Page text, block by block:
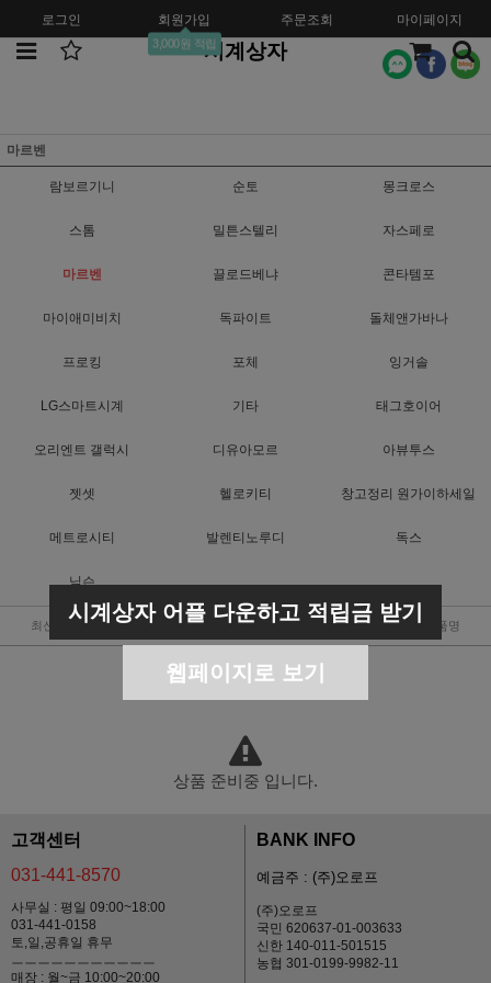
로그인 회원가입
3,000원 적립
주문조회 마이페이지
시계상자
마르벤
람보르기니 순토 몽크로스
스톰 밀튼스텔리 자스페로
마르벤 끌로드베냐 콘타템포
마이애미비치 독파이트 돌체앤가바나
프로킹 포체 잉거솔
LG스마트시계 기타 태그호이어
오리엔트 갤럭시 디유아모르 아뷰투스
젯셋 헬로키티 창고정리 원가이하세일
메트로시티 발렌티노루디 독스
닉슨
최신순 낮은가격 높은가격 판매순위 상품명
상품 준비중 입니다.
고객센터
031-441-8570
사무실 : 평일 09:00~18:00
031-441-0158
토,일,공휴일 휴무
ㅡㅡㅡㅡㅡㅡㅡㅡㅡㅡㅡ
매장 : 월~금 10:00~20:00
BANK INFO
예금주 : (주)오로프
(주)오로프
국민 620637-01-003633
신한 140-011-501515
농협 301-0199-9982-11
시계상자 어플 다운하고 적립금 받기
웹페이지로 보기